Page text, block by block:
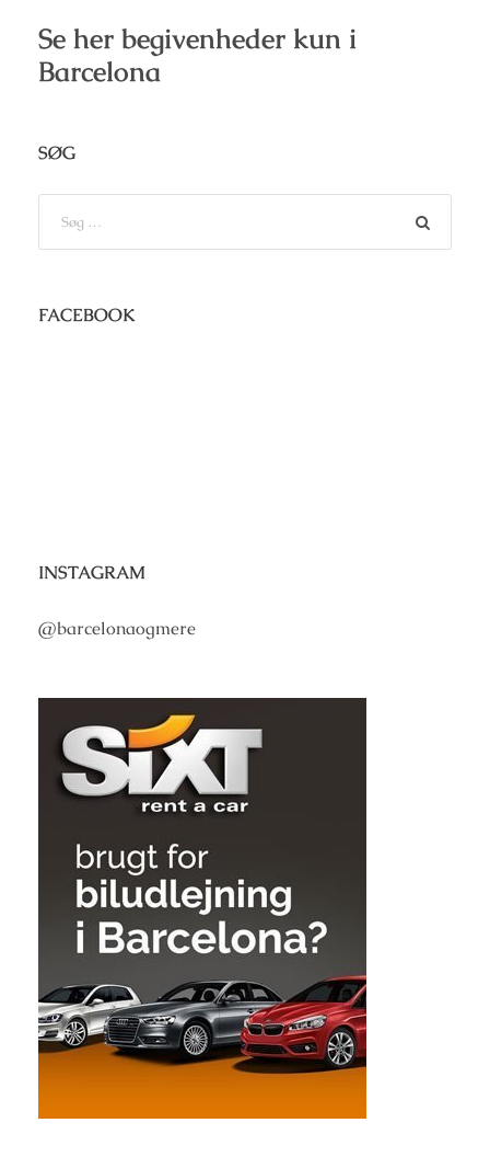
Se her begivenheder kun i
Barcelona
SØG
FACEBOOK
INSTAGRAM
@barcelonaogmere